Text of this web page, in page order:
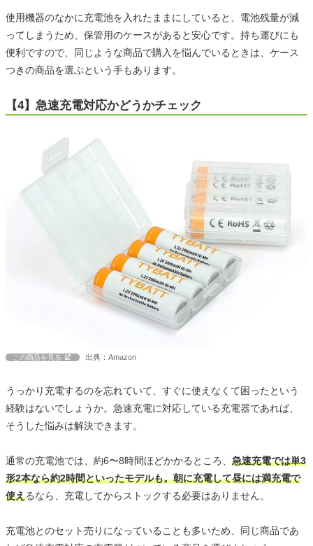
使用機器のなかに充電池を入れたままにしていると、電池残量が減
ってしまうため、保管用のケースがあると安心です。持ち運びにも
便利ですので、同じような商品で購入を悩んでいるときは、ケース
つきの商品を選ぶという手もあります。
【4】急速充電対応かどうかチェック
この商品を見る 出典：Amazon
うっかり充電するのを忘れていて、すぐに使えなくて困ったという
経験はないでしょうか。急速充電に対応している充電器であれば、
そうした悩みは解決できます。
通常の充電池では、約6〜8時間ほどかかるところ、 急速充電では単3
形2本なら約2時間といったモデルも。朝に充電して昼には満充電で
使えるなら、充電してからストックする必要はありません。
充電池とのセット売りになっていることも多いため、同じ商品であ